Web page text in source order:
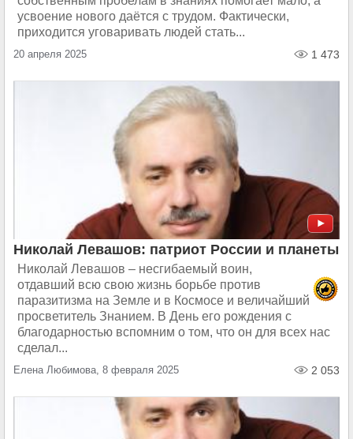
усвоение нового даётся с трудом. Фактически,
приходится уговаривать людей стать...
20 апреля 2025 1 473
Николай Левашов: патриот России и планеты
Николай Левашов – несгибаемый воин,
отдавший всю свою жизнь борьбе против
паразитизма на Земле и в Космосе и величайший
просветитель Знанием. В День его рождения с
благодарностью вспомним о том, что он для всех нас
сделал...
Елена Любимова, 8 февраля 2025 2 053